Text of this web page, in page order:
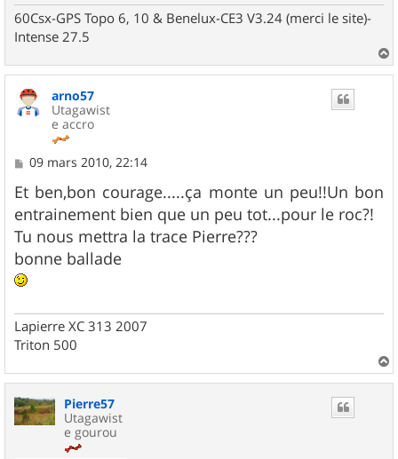
60Csx-GPS Topo 6, 10 & Benelux-CE3 V3.24 (merci le site)-
Intense 27.5
a
u
arno57
Utagawist
e accro
M
s
s
a
g
e
09 mars 2010, 22:14
Et ben,bon courage.....ça monte un peu!!Un bon
entrainement bien que un peu tot...pour le roc?!
Tu nous mettra la trace Pierre???
bonne ballade
Lapierre XC 313 2007
Triton 500
a
Pierre57
Utagawist
e gourou